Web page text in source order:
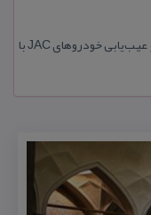
امداد خودرو جك در مشهد | تعمیر تخصصی و عیب‌یابی خودروهای JAC با